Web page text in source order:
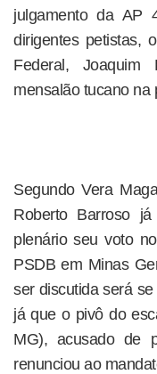
julgamento da AP
dirigentes petistas,
Federal,
mensalão tucano na
Segundo Vera
Roberto Barroso
plenário seu voto
PSDB em Minas
ser discutida será
já que o pivô do
MG), acusado de
renunciou ao